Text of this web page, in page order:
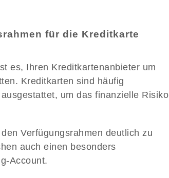
für die Kreditkarte
es, Ihren Kreditkartenanbieter um
Kreditkarten sind häufig
um das finanzielle Risiko
Verfügungsrahmen deutlich zu
auch einen besonders
Account.